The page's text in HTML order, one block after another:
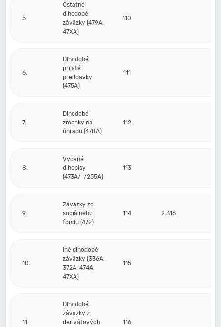
5.
Ostatné
dlhodobé
záväzky (479A,
47XA)
110
6.
Dlhodobé
prijaté
preddavky
(475A)
111
7.
Dlhodobé
zmenky na
úhradu (478A)
112
8.
Vydané
dlhopisy
(473A/-/255A)
113
9.
Záväzky zo
sociálneho
fondu (472)
114 2 316
10.
Iné dlhodobé
záväzky (336A,
372A, 474A,
47XA)
115
11.
Dlhodobé
záväzky z
derivátových
116